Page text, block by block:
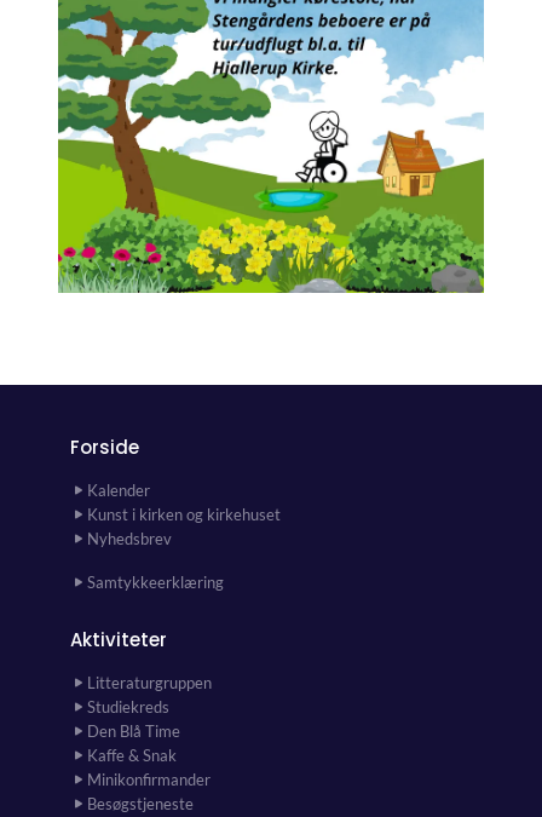
Forside
Kalender
Kunst i kirken og kirkehuset
Nyhedsbrev
Samtykkeerklæring
Aktiviteter
Litteraturgruppen
Studiekreds
Den Blå Time
Kaffe & Snak
Minikonfirmander
Besøgstjeneste